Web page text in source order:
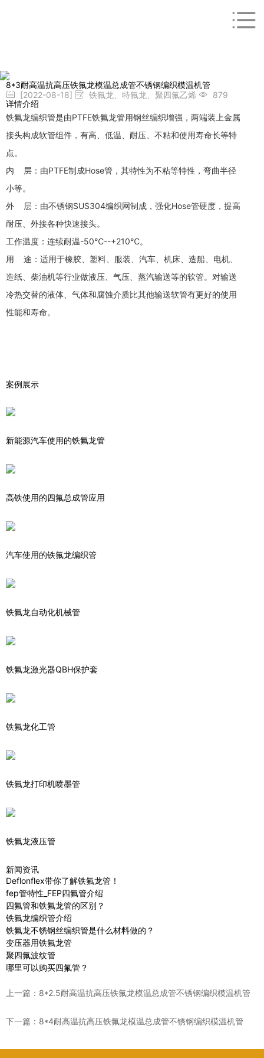
8*3耐高温抗高压铁氟龙模温总成管不锈钢编织模温机管
[2022-08-18]
铁氟龙、特氟龙、聚四氟乙烯
879
详情介绍
铁氟龙编织管是由PTFE铁氟龙管用钢丝编织增强，两端装上金属
接头构成软管组件，有高、低温、耐压、不粘和使用寿命长等特
点。
内 层：由PTFE制成Hose管，其特性为不粘等特性，弯曲半径
小等。
外 层：由不锈钢SUS304编织网制成，强化Hose管硬度，提高
耐压、外接各种快速接头。
工作温度：连续耐温-50℃--+210℃。
用 途：适用于橡胶、塑料、服装、汽车、机床、造船、电机、
造纸、柴油机等行业做液压、气压、蒸汽输送等的软管。对输送
冷热交替的液体、气体和腐蚀介质比其他输送软管有更好的使用
性能和寿命。
案例展示
新能源汽车使用的铁氟龙管
高铁使用的四氟总成管应用
汽车使用的铁氟龙编织管
铁氟龙自动化机械管
铁氟龙激光器QBH保护套
铁氟龙化工管
铁氟龙打印机喷墨管
铁氟龙液压管
新闻资讯
Deflonflex带你了解铁氟龙管！
fep管特性_FEP四氟管介绍
四氟管和铁氟龙管的区别？
铁氟龙编织管介绍
铁氟龙不锈钢丝编织管是什么材料做的？
变压器用铁氟龙管
聚四氟波纹管
哪里可以购买四氟管？
上一篇： 8*2.5耐高温抗高压铁氟龙模温总成管不锈钢编织模温机管
下一篇： 8*4耐高温抗高压铁氟龙模温总成管不锈钢编织模温机管